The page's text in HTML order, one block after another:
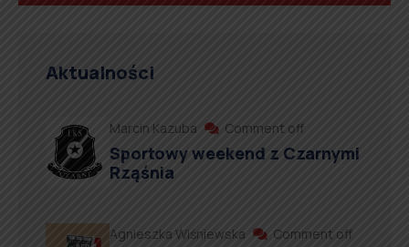
Aktualności
Marcin Kazuba Comment off
Sportowy weekend z Czarnymi
Rząśnia
Agnieszka Wiśniewska Comment off